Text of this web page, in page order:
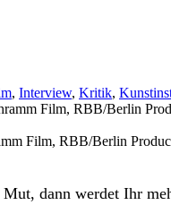
, Interview, Kritik,
Film, RBB/Berlin
dann werdet Ihr